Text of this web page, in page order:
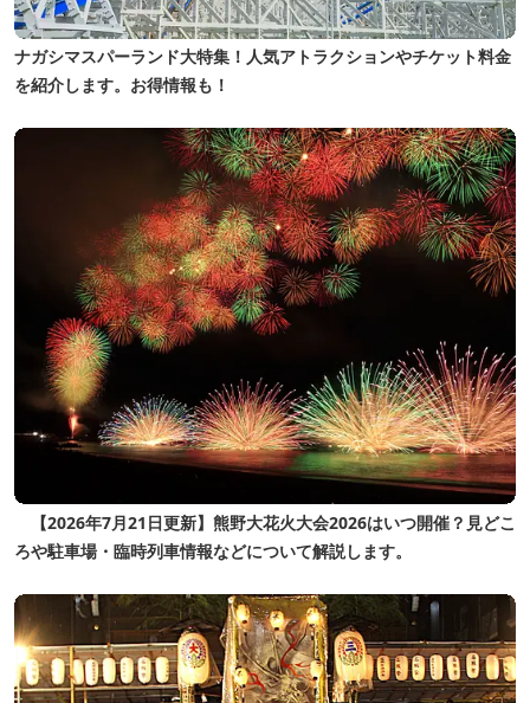
ナガシマスパーランド大特集！人気アトラクションやチケット料金
を紹介します。お得情報も！
【2026年7月21日更新】熊野大花火大会2026はいつ開催？見どこ
ろや駐車場・臨時列車情報などについて解説します。